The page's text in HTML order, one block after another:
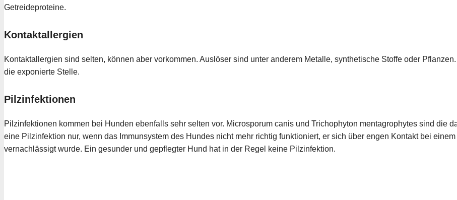
Getreideproteine.
Kontaktallergien
Kontaktallergien sind selten, können aber vorkommen. Auslöser sind unter anderem Metalle, synthetische Stoffe oder
die exponierte Stelle.
Pilzinfektionen
Pilzinfektionen kommen bei Hunden ebenfalls sehr selten vor. Microsporum canis und Trichophyton mentagrophytes sind die
eine Pilzinfektion nur, wenn das Immunsystem des Hundes nicht mehr richtig funktioniert, er sich über engen Kontakt bei
vernachlässigt wurde. Ein gesunder und gepflegter Hund hat in der Regel keine Pilzinfektion.